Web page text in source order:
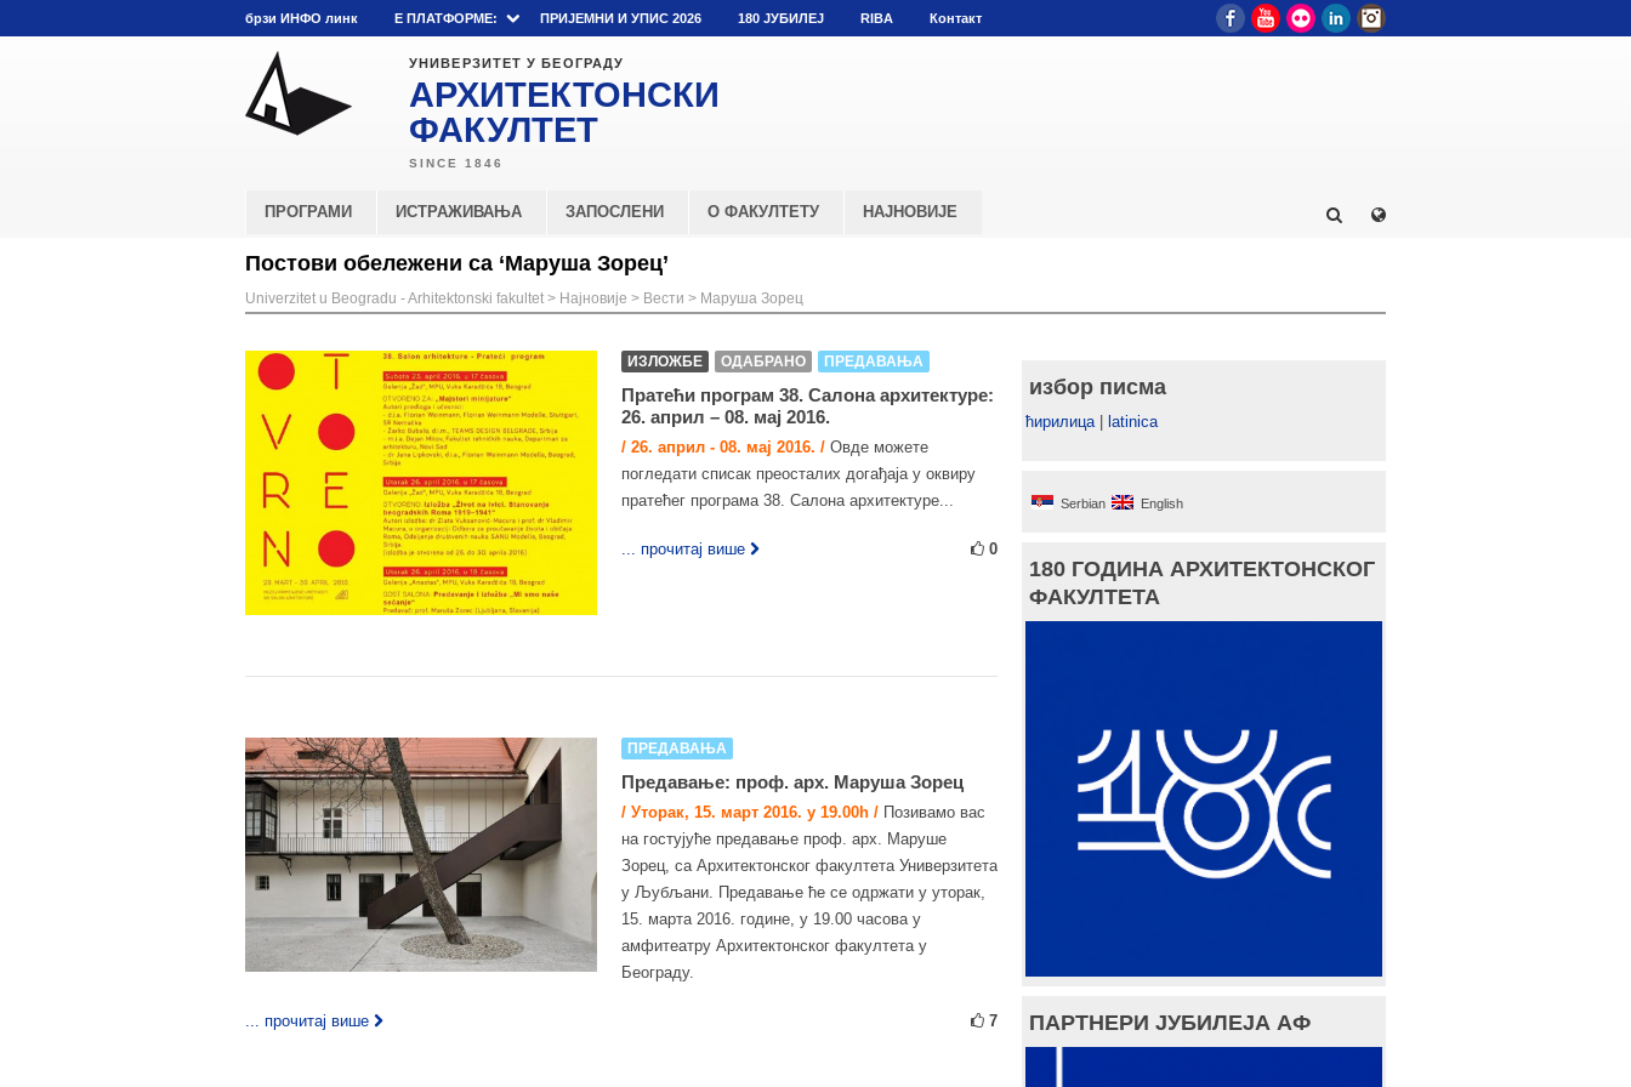
брзи ИНФО линк E ПЛАТФОРМЕ: ПРИЈЕМНИ И УПИС 2026 180 ЈУБИЛЕЈ RIBA Контакт FacebookYouTube
Flickr LinkedIn
УНИВЕРЗИТЕТ У БЕОГРАДУ
АРХИТЕКТОНСКИ
ФАКУЛТЕТ
ПРОГРАМИ ИСТРАЖИВАЊА ЗАПОСЛЕНИ О ФАКУЛТЕТУ НАЈНОВИЈЕ
Постови обележени са ‘Маруша Зорец’
Univerzitet u Beogradu - Arhitektonski fakultet > Најновије > Вести > Маруша Зорец
ИЗЛОЖБЕ ОДАБРАНО ПРЕДАВАЊА
Пратећи програм 38. Салона архитектуре:
26. април – 08. мај 2016.
/ 26. април - 08. мај 2016. / Овде можете
погледати списак преосталих догађаја у оквиру
пратећег програма 38. Салона архитектуре...
... прочитај више 0
ПРЕДАВАЊА
Предавање: проф. арх. Маруша Зорец
/ Уторак, 15. март 2016. у 19.00h / Позивамо вас
на гостујуће предавање проф. арх. Маруше
Зорец, са Архитектонског факултета Универзитета
у Љубљани. Предавање ће се одржати у уторак,
15. марта 2016. године, у 19.00 часова у
амфитеатру Архитектонског факултета у
Београду.
... прочитај више 7
избор писма
ћирилица| latinica
Serbian English
180 ГОДИНА АРХИТЕКТОНСКОГ
ФАКУЛТЕТА
ПАРТНЕРИ ЈУБИЛЕЈА АФ